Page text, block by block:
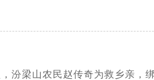
，汾梁山农民赵传奇为救乡亲，